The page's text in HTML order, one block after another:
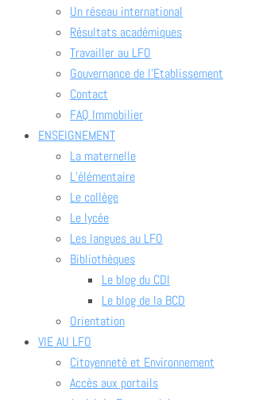
Un réseau international
Résultats académiques
Travailler au LFO
Gouvernance de l’Etablissement
Contact
FAQ Immobilier
ENSEIGNEMENT
La maternelle
L’élémentaire
Le collège
Le lycée
Les langues au LFO
Bibliothèques
Le blog du CDI
Le blog de la BCD
Orientation
VIE AU LFO
Citoyenneté et Environnement
Accès aux portails